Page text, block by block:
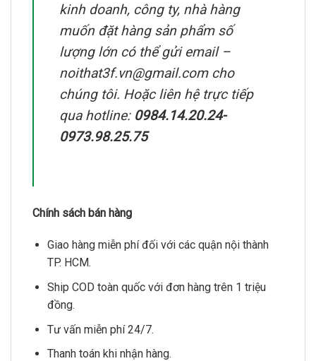
kinh doanh, công ty, nhà hàng
muốn đặt hàng sản phẩm số
lượng lớn có thể gửi email –
noithat3f.vn@gmail.com cho
chúng tôi. Hoặc liên hệ trực tiếp
qua hotline: 0984.14.20.24-
0973.98.25.75
Chính sách bán hàng
Giao hàng miễn phí đối với các quận nội thành
TP. HCM.
Ship COD toàn quốc với đơn hàng trên 1 triệu
đồng.
Tư vấn miễn phí 24/7.
Thanh toán khi nhận hàng.